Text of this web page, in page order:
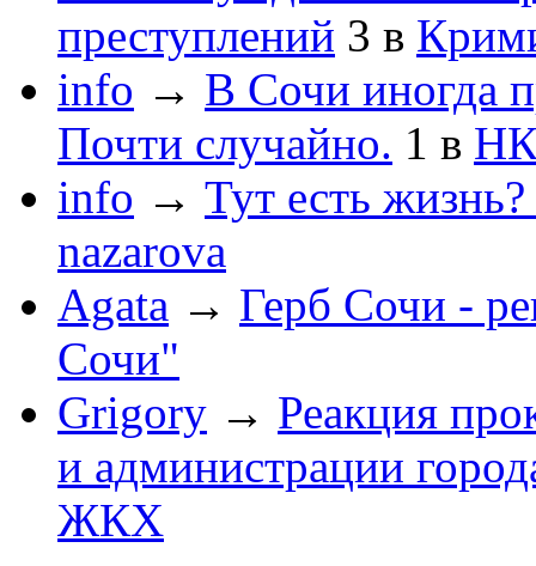
преступлений 3 в
info → В Сочи иногда
Почти случайно. 1 в
info → Тут есть
nazarova
Agata → Герб Сочи -
Сочи"
Grigory → Реакция
и администрации
ЖКХ